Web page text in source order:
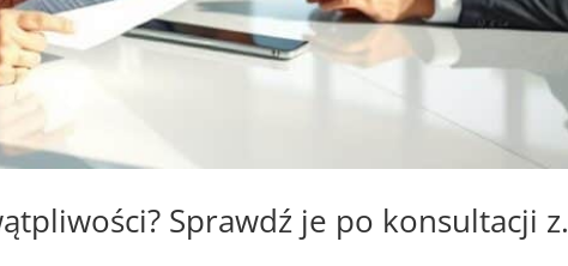
Sprawdź je po konsultacji z.